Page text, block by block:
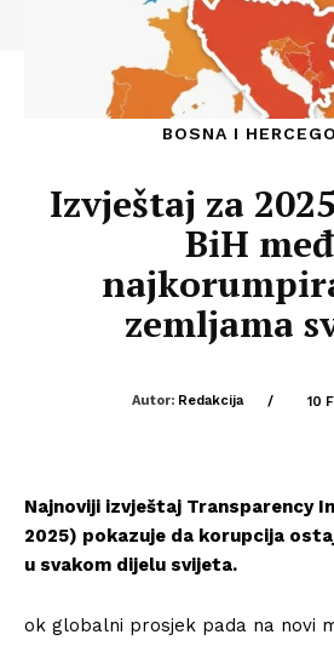
BOSNA I
Izvještaj za
BiH
zemljama
Autor: Redakcija / 10
Najnoviji izvještaj Transparency
2025) pokazuje da korupcija
u svakom dijelu svijeta.
ok globalni prosjek pada na novi